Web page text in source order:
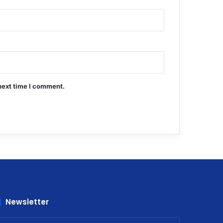
time I comment.
Newsletter